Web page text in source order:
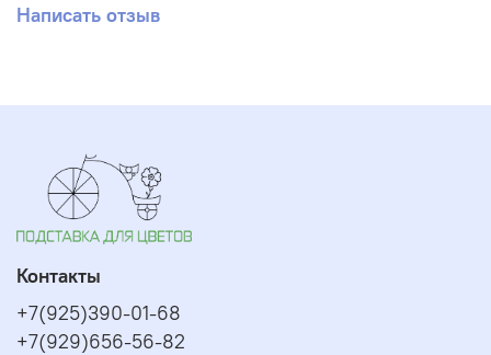
Написать отзыв
Контакты
+7(925)390-01-68
+7(929)656-56-82